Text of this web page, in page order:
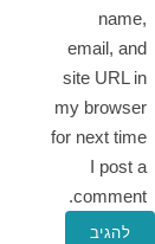
name,
email, and
site URL in
my browser
for next time
I post a
comment.